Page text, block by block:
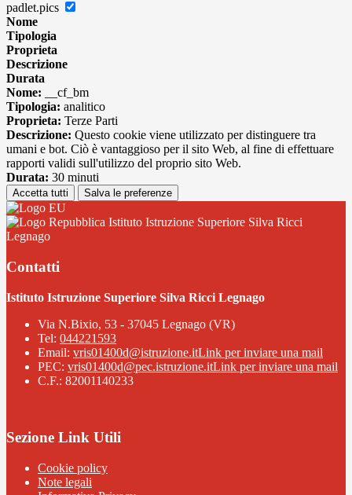
padlet.pics
Nome
Tipologia
Proprieta
Descrizione
Durata
Nome: __cf_bm
Tipologia: analitico
Proprieta: Terze Parti
Descrizione: Questo cookie viene utilizzato per distinguere tra
umani e bot. Ciò è vantaggioso per il sito Web, al fine di effettuare
rapporti validi sull'utilizzo del proprio sito Web.
Durata: 30 minuti
Accetta tutti Salva le preferenze
Istituto Istruzione Superiore Silva Ricci
Legnago
Contatti
Istituto Istruzione Superiore Silva Ricci Legnago
Via N.Bixio, 53 - 37045 Legnago (VR)
Tel: 044221593
Email: vris01400d@istruzione.itLink per inviare una mail
PEC: vris01400d@pec.istruzione.itLink per inviare una mail
C.F.: 82001140233
Sezione Link Utili
Cookie policy
Note legali